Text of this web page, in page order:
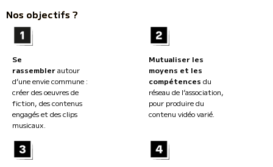
Nos objectifs ?
Se
rassemblerautour
d’une envie commune :
créer des oeuvres de
fiction, des contenus
engagés et des clips
musicaux.
Mutualiser les
moyens et les
compétences du
réseau de l’association,
pour produire du
contenu vidéo varié.